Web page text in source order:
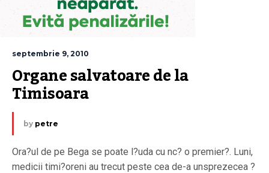
septembrie 9, 2010
Organe salvatoare de la
Timisoara
by petre
Ora?ul de pe Bega se poate l?uda cu nc? o premier?. Luni,
medicii timi?oreni au trecut peste cea de-a unsprezecea ?